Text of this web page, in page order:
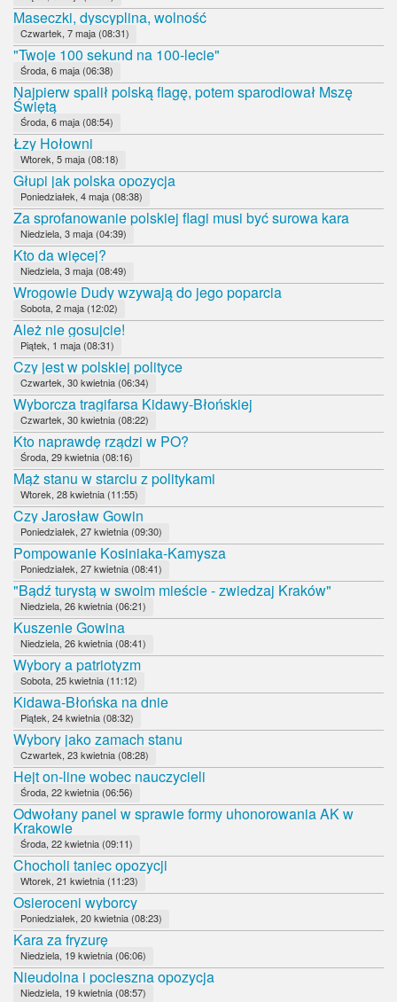
Maseczki, dyscyplina, wolność
Czwartek, 7 maja (08:31)
"Twoje 100 sekund na 100-lecie"
Środa, 6 maja (06:38)
Najpierw spalił polską flagę, potem sparodiował Mszę
Świętą
Środa, 6 maja (08:54)
Łzy Hołowni
Wtorek, 5 maja (08:18)
Głupi jak polska opozycja
Poniedziałek, 4 maja (08:38)
Za sprofanowanie polskiej flagi musi być surowa kara
Niedziela, 3 maja (04:39)
Kto da więcej?
Niedziela, 3 maja (08:49)
Wrogowie Dudy wzywają do jego poparcia
Sobota, 2 maja (12:02)
Ależ nie gosujcie!
Piątek, 1 maja (08:31)
Czy jest w polskiej polityce
Czwartek, 30 kwietnia (06:34)
Wyborcza tragifarsa Kidawy-Błońskiej
Czwartek, 30 kwietnia (08:22)
Kto naprawdę rządzi w PO?
Środa, 29 kwietnia (08:16)
Mąż stanu w starciu z politykami
Wtorek, 28 kwietnia (11:55)
Czy Jarosław Gowin
Poniedziałek, 27 kwietnia (09:30)
Pompowanie Kosiniaka-Kamysza
Poniedziałek, 27 kwietnia (08:41)
"Bądź turystą w swoim mieście - zwiedzaj Kraków"
Niedziela, 26 kwietnia (06:21)
Kuszenie Gowina
Niedziela, 26 kwietnia (08:41)
Wybory a patriotyzm
Sobota, 25 kwietnia (11:12)
Kidawa-Błońska na dnie
Piątek, 24 kwietnia (08:32)
Wybory jako zamach stanu
Czwartek, 23 kwietnia (08:28)
Hejt on-line wobec nauczycieli
Środa, 22 kwietnia (06:56)
Odwołany panel w sprawie formy uhonorowania AK w
Krakowie
Środa, 22 kwietnia (09:11)
Chocholi taniec opozycji
Wtorek, 21 kwietnia (11:23)
Osieroceni wyborcy
Poniedziałek, 20 kwietnia (08:23)
Kara za fryzurę
Niedziela, 19 kwietnia (06:06)
Nieudolna i pocieszna opozycja
Niedziela, 19 kwietnia (08:57)